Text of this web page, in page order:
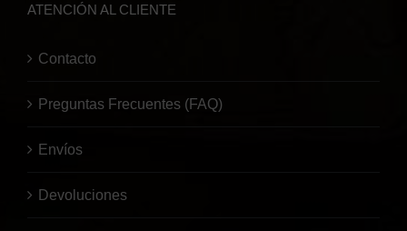
ATENCIÓN AL CLIENTE
Contacto
Preguntas Frecuentes (FAQ)
Envíos
Devoluciones